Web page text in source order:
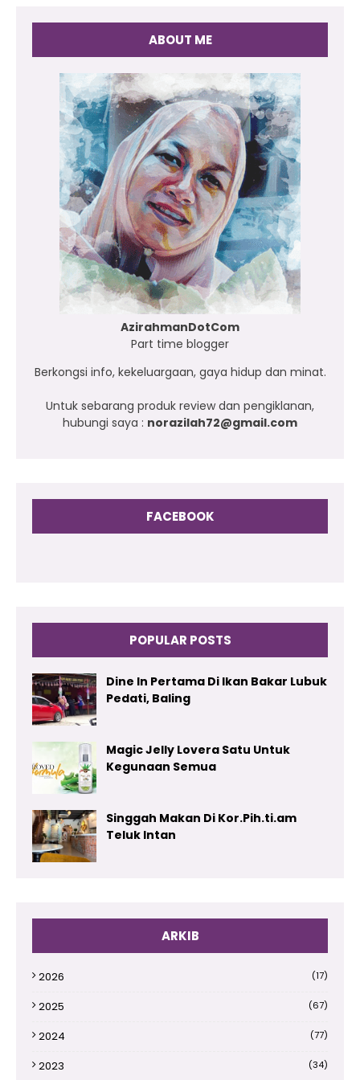
ABOUT ME
AzirahmanDotCom
Part time blogger
Berkongsi info, kekeluargaan, gaya hidup dan minat.
Untuk sebarang produk review dan pengiklanan,
hubungi saya : norazilah72@gmail.com
FACEBOOK
POPULAR POSTS
Dine In Pertama Di Ikan Bakar Lubuk
Pedati, Baling
Magic Jelly Lovera Satu Untuk
Kegunaan Semua
Singgah Makan Di Kor.Pih.ti.am
Teluk Intan
ARKIB
2026 (17)
2025 (67)
2024 (77)
2023 (34)